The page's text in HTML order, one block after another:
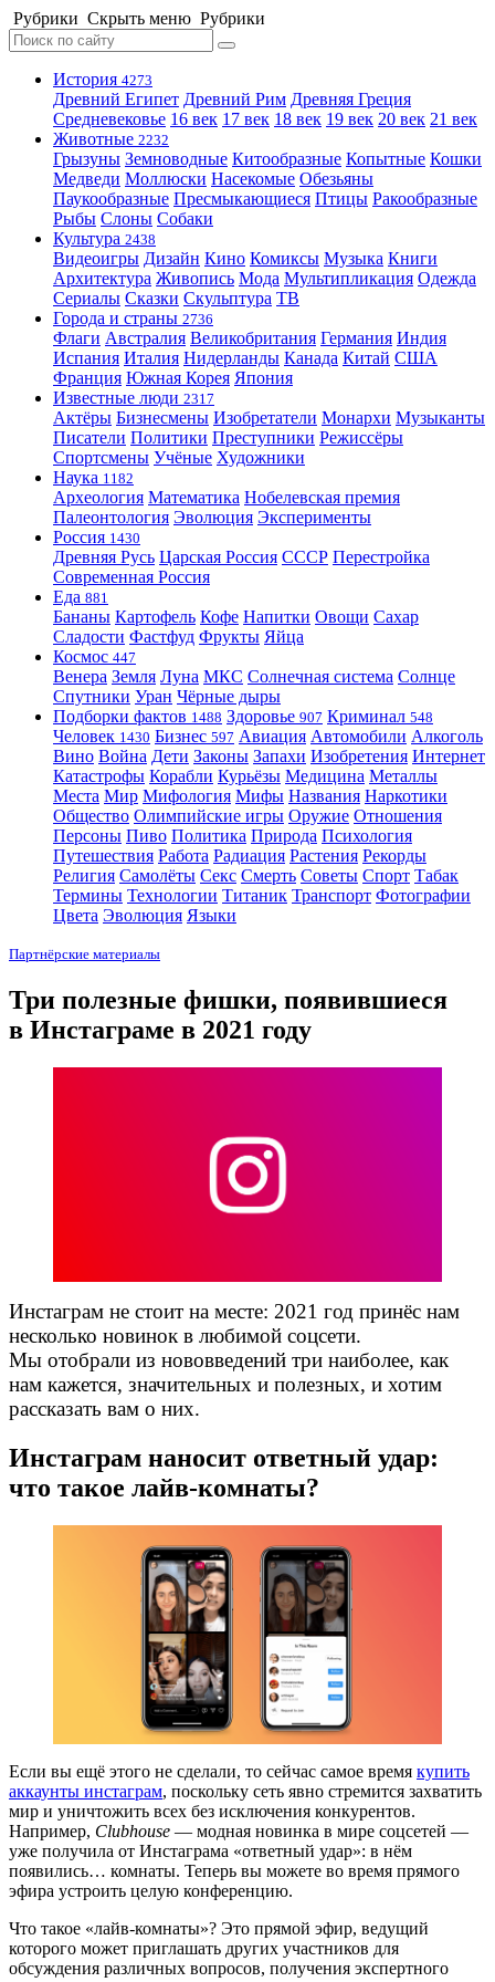
Рубрики Скрыть меню Рубрики
История 4273
Древний Египет Древний Рим Древняя Греция
Средневековье 16 век 17 век 18 век 19 век 20 век 21 век
Животные 2232
Грызуны Земноводные Китообразные Копытные Кошки
Медведи Моллюски Насекомые Обезьяны
Паукообразные Пресмыкающиеся Птицы Ракообразные
Рыбы Слоны Собаки
Культура 2438
Видеоигры Дизайн Кино Комиксы Музыка Книги
Архитектура Живопись Мода Мультипликация Одежда
Сериалы Сказки Скульптура ТВ
Города и страны 2736
Флаги Австралия Великобритания Германия Индия
Испания Италия Нидерланды Канада Китай США
Франция Южная Корея Япония
Известные люди 2317
Актёры Бизнесмены Изобретатели Монархи Музыканты
Писатели Политики Преступники Режиссёры
Спортсмены Учёные Художники
Наука 1182
Археология Математика Нобелевская премия
Палеонтология Эволюция Эксперименты
Россия 1430
Древняя Русь Царская Россия СССР Перестройка
Современная Россия
Еда 881
Бананы Картофель Кофе Напитки Овощи Сахар
Сладости Фастфуд Фрукты Яйца
Космос 447
Венера Земля Луна МКС Солнечная система Солнце
Спутники Уран Чёрные дыры
Подборки фактов 1488 Здоровье 907 Криминал 548
Человек 1430 Бизнес 597 Авиация Автомобили Алкоголь
Вино Война Дети Законы Запахи Изобретения Интернет
Катастрофы Корабли Курьёзы Медицина Металлы
Места Мир Мифология Мифы Названия Наркотики
Общество Олимпийские игры Оружие Отношения
Персоны Пиво Политика Природа Психология
Путешествия Работа Радиация Растения Рекорды
Религия Самолёты Секс Смерть Советы Спорт Табак
Термины Технологии Титаник Транспорт Фотографии
Цвета Эволюция Языки
Партнёрские материалы
Три полезные фишки, появившиеся
в Инстаграме в 2021 году
Инстаграм не стоит на месте: 2021 год принёс нам
несколько новинок в любимой соцсети.
Мы отобрали из нововведений три наиболее, как
нам кажется, значительных и полезных, и хотим
рассказать вам о них.
Инстаграм наносит ответный удар:
что такое лайв-комнаты?
Если вы ещё этого не сделали, то сейчас самое время купить
аккаунты инстаграм, поскольку сеть явно стремится захватить
мир и уничтожить всех без исключения конкурентов.
Например, Clubhouse — модная новинка в мире соцсетей —
уже получила от Инстаграма «ответный удар»: в нём
появились… комнаты. Теперь вы можете во время прямого
эфира устроить целую конференцию.
Что такое «лайв-комнаты»? Это прямой эфир, ведущий
которого может приглашать других участников для
обсуждения различных вопросов, получения экспертного